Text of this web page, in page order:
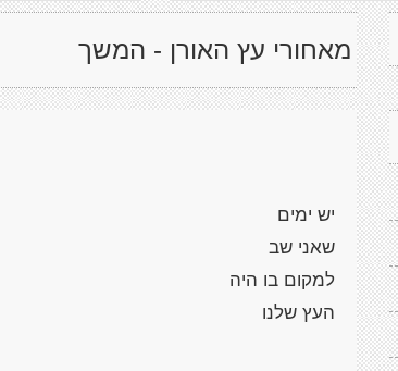
מאחורי עץ האורן - המשך